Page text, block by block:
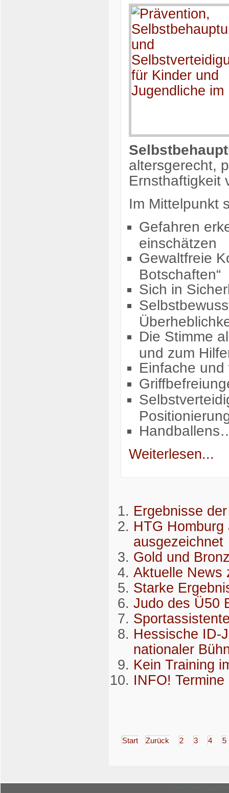
altersgerecht,
Ernsthaftigkeit
Im Mittelpunkt
Gefahren
einschätzen
Gewaltfreie
Botschaften“
Sich in
Die Stimme
und zum
Einfache
Weiterlesen...
Ergebnisse
HTG
ausgezeichnet
Gold und
Aktuelle News
Starke
Judo des Ü50
Hessische ID-
nationaler
Kein Training
INFO!
Start Zurück 2 3 4 5